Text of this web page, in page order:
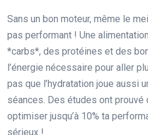
Sans un bon moteur, même le
pas performant ! Une
*carbs*, des protéines et des
l’énergie nécessaire pour aller
pas que l’hydratation joue aussi
séances. Des études ont prouvé
optimiser jusqu’à 10% ta
sérieux !